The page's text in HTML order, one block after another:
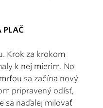
PLAČ
Krok za krokom
k nej mierim. No
sa začína nový
pripravený odísť,
sa naďalej milovať